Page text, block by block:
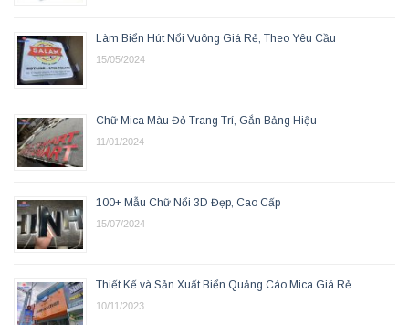
Làm Biển Hút Nổi Vuông Giá Rẻ, Theo Yêu Cầu
15/05/2024
Chữ Mica Màu Đỏ Trang Trí, Gắn Bảng Hiệu
11/01/2024
100+ Mẫu Chữ Nổi 3D Đẹp, Cao Cấp
15/07/2024
Thiết Kế và Sản Xuất Biển Quảng Cáo Mica Giá Rẻ
10/11/2023